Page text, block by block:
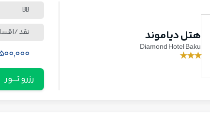
هتل دیاموند
Diamond Hotel Baku
★
★
★
BB
نقد /
رزرو تـــور